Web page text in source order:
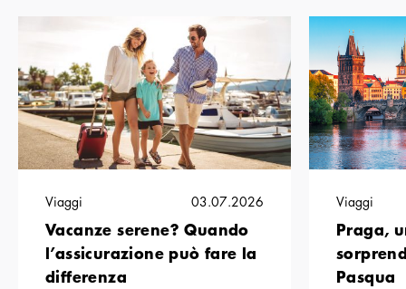
Viaggi 03.07.2026
Vacanze serene? Quando
l’assicurazione può fare la
differenza
Viaggi
Praga,
Pasqua